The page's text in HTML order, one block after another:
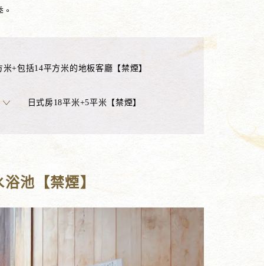
米+包括14平方米的地板客廳【禁煙】
日式房18平米+5平米【禁煙】
池【禁煙】